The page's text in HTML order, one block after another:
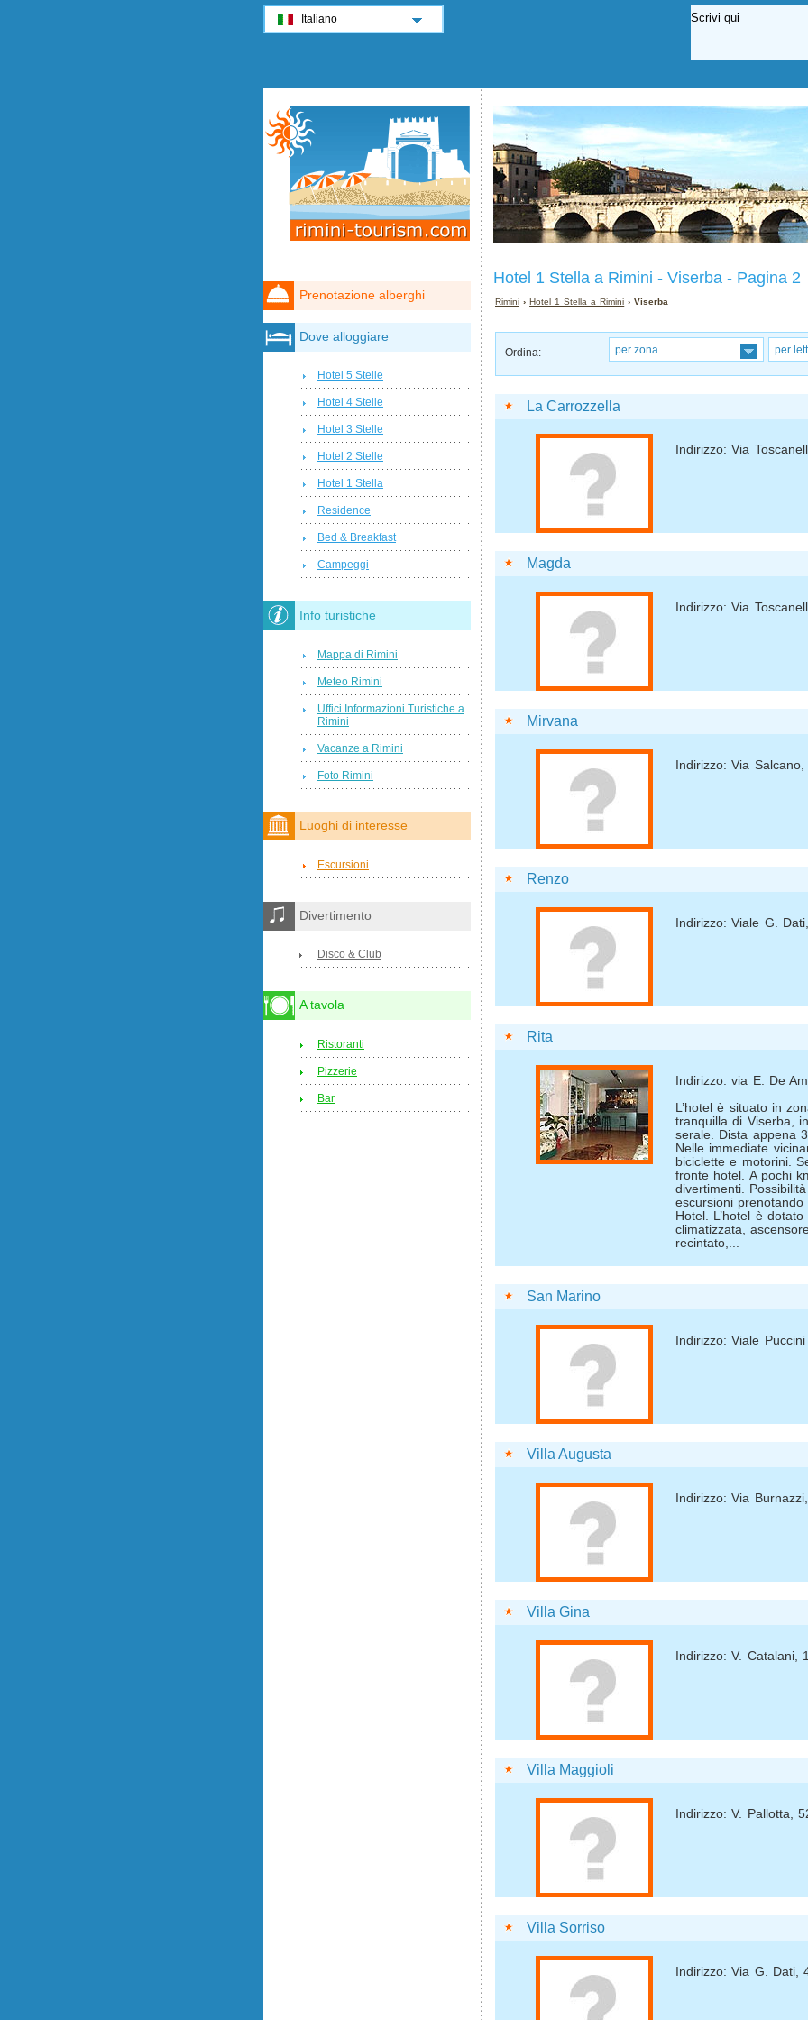
Hotel 1 Stella a Rimini - Viserba - Pagina 2
Rimini ›Hotel 1 Stella a Rimini › Viserba
Ordina: per zona per
La Carrozzella
Indirizzo: Via
Magda
Indirizzo: Via
Mirvana
Indirizzo: Via Salcano,
Renzo
Indirizzo: Viale G.
Rita
Indirizzo: via E. De
L’hotel è situato in
tranquilla di Viserba,
serale. Dista appena
Nelle immediate
biciclette e motorini.
fronte hotel. A pochi
divertimenti.
escursioni
Hotel. L’hotel è
climatizzata,
recintato,...
San Marino
Indirizzo: Viale Puccini
Villa Augusta
Indirizzo: Via
Villa Gina
Indirizzo: V. Catalani,
Villa Maggioli
Indirizzo: V. Pallotta,
Villa Sorriso
Indirizzo: Via G. Dati,
Prenotazione alberghi
Dove alloggiare
Hotel 5 Stelle
Hotel 4 Stelle
Hotel 3 Stelle
Hotel 2 Stelle
Hotel 1 Stella
Residence
Bed & Breakfast
Campeggi
Info turistiche
Mappa di Rimini
Meteo Rimini
Uffici Informazioni Turistiche a
Rimini
Vacanze a Rimini
Foto Rimini
Luoghi di interesse
Escursioni
Divertimento
Disco & Club
A tavola
Ristoranti
Pizzerie
Bar
Italiano